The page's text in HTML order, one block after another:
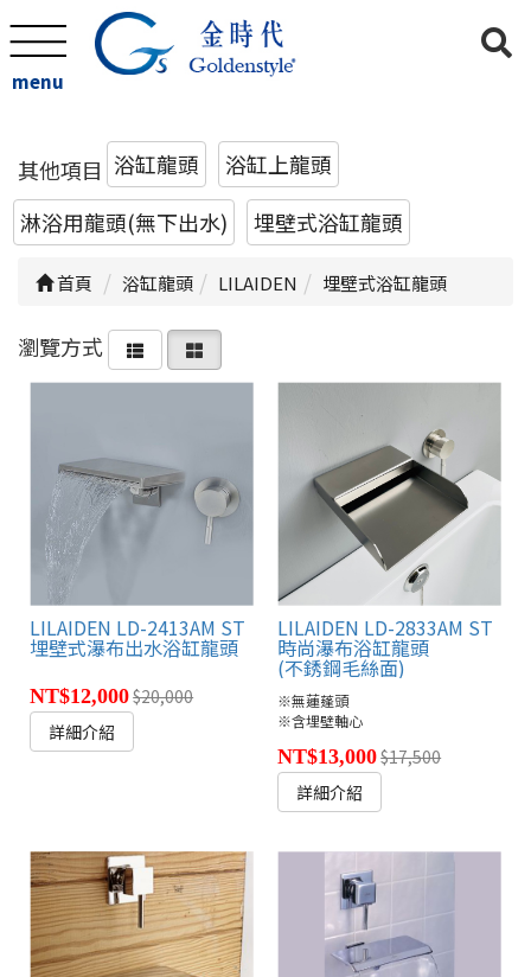
menu
其他項目 浴缸龍頭
浴缸上龍頭
淋浴用龍頭(無下出水)
埋壁式浴缸龍頭
首頁 浴缸龍頭 LILAIDEN 埋壁式浴缸龍頭
瀏覽方式
LILAIDEN LD-2413AM ST
埋壁式瀑布出水浴缸龍頭
NT$12,000$20,000
詳細介紹
LILAIDEN LD-2833AM ST
時尚瀑布浴缸龍頭
(不銹鋼毛絲面)
※無蓮蓬頭
※含埋壁軸心
NT$13,000$17,500
詳細介紹